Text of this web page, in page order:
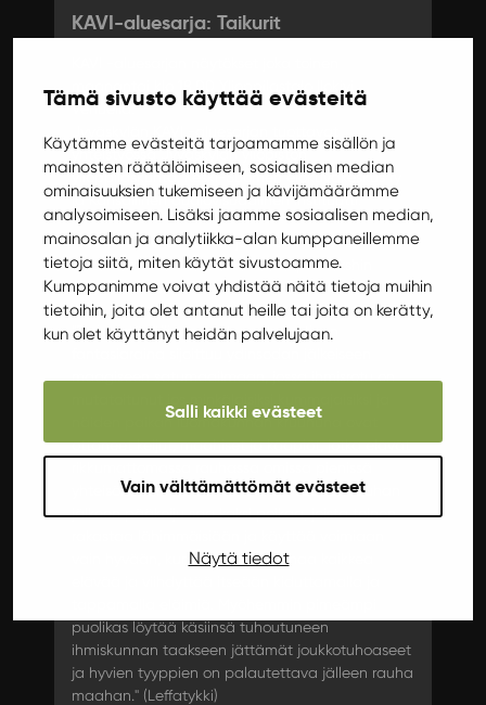
Tämä sivusto käyttää evästeitä
Käytämme evästeitä tarjoamamme sisällön ja
mainosten räätälöimiseen, sosiaalisen median
ominaisuuksien tukemiseen ja kävijämäärämme
analysoimiseen. Lisäksi jaamme sosiaalisen median,
mainosalan ja analytiikka-alan kumppaneillemme
tietoja siitä, miten käytät sivustoamme.
Kumppanimme voivat yhdistää näitä tietoja muihin
tietoihin, joita olet antanut heille tai joita on kerätty,
kun olet käyttänyt heidän palvelujaan.
Salli kaikki evästeet
Vain välttämättömät evästeet
Näytä tiedot
KAVI-aluesarja: Taikurit
Venuella.
yhteistyössä Jyväskylän yliopiston
ylioppilaskunta, Keski-Suomen elokuvakeskus ry
ja Kansallinen audiovisuaalinen instituutti.
Mm. Fritz the Cat (1972) ja Coonskin (1975)
kulttianimaatioista tunnetun Ralph Bakshin
fantasiaklassikko!
"Perheystävällinen post-apokalyptinen
näiden paikan luomakunnan kruununa ovat
ottaneet keijut, maahiset ja kääpiöt, jotka elävät
yhteisöissään. Kolmentuhannen vuoden rauhan
jälkeen pääkeiju saa kaksi poikaa, joista toinen
vain hyvään, kun taas toinen vihaa kaikkea
puolikas löytää käsiinsä tuhoutuneen
ihmiskunnan taakseen jättämät joukkotuhoaseet
ja hyvien tyyppien on palautettava jälleen rauha
maahan." (Leffatykki)